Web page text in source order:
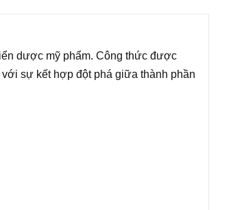
dược mỹ phẩm. Công thức được
sự kết hợp đột phá giữa thành phần